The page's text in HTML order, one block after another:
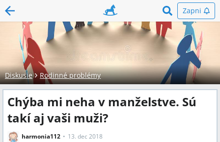
Zapni
Diskusie Rodinné problémy
Chýba mi neha v manželstve. Sú
takí aj vaši muži?
harmonia112 13. dec 2018